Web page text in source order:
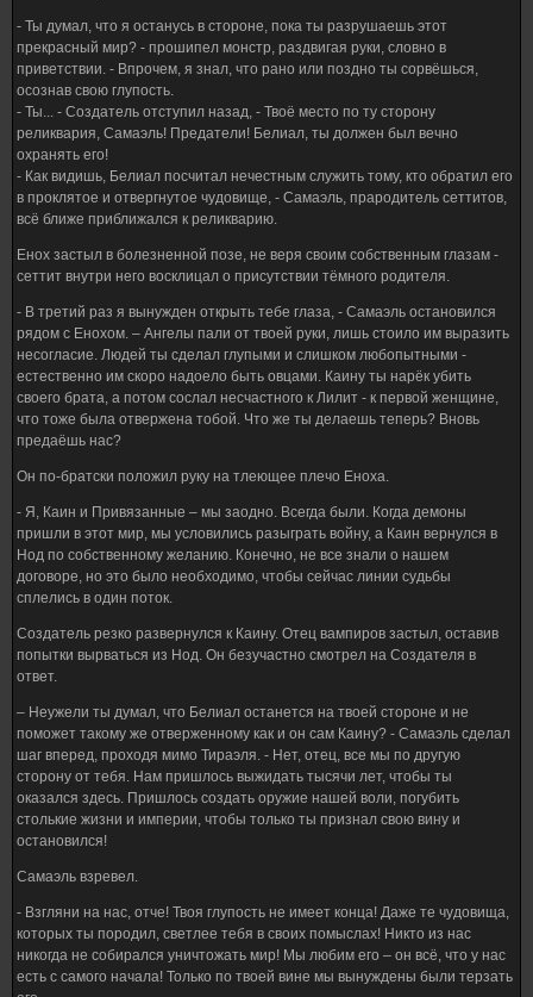
- Ты думал, что я останусь в стороне, пока ты разрушаешь этот
прекрасный мир? - прошипел монстр, раздвигая руки, словно в
приветствии. - Впрочем, я знал, что рано или поздно ты сорвёшься,
осознав свою глупость.
- Ты... - Создатель отступил назад, - Твоё место по ту сторону
реликвария, Самаэль! Предатели! Белиал, ты должен был вечно
охранять его!
- Как видишь, Белиал посчитал нечестным служить тому, кто обратил его
в проклятое и отвергнутое чудовище, - Самаэль, прародитель сеттитов,
всё ближе приближался к реликварию.
Енох застыл в болезненной позе, не веря своим собственным глазам -
сеттит внутри него восклицал о присутствии тёмного родителя.
- В третий раз я вынужден открыть тебе глаза, - Самаэль остановился
рядом с Енохом. – Ангелы пали от твоей руки, лишь стоило им выразить
несогласие. Людей ты сделал глупыми и слишком любопытными -
естественно им скоро надоело быть овцами. Каину ты нарёк убить
своего брата, а потом сослал несчастного к Лилит - к первой женщине,
что тоже была отвержена тобой. Что же ты делаешь теперь? Вновь
предаёшь нас?
Он по-братски положил руку на тлеющее плечо Еноха.
- Я, Каин и Привязанные – мы заодно. Всегда были. Когда демоны
пришли в этот мир, мы условились разыграть войну, а Каин вернулся в
Нод по собственному желанию. Конечно, не все знали о нашем
договоре, но это было необходимо, чтобы сейчас линии судьбы
сплелись в один поток.
Создатель резко развернулся к Каину. Отец вампиров застыл, оставив
попытки вырваться из Нод. Он безучастно смотрел на Создателя в
ответ.
– Неужели ты думал, что Белиал останется на твоей стороне и не
поможет такому же отверженному как и он сам Каину? - Самаэль сделал
шаг вперед, проходя мимо Тираэля. - Нет, отец, все мы по другую
сторону от тебя. Нам пришлось выжидать тысячи лет, чтобы ты
оказался здесь. Пришлось создать оружие нашей воли, погубить
столькие жизни и империи, чтобы только ты признал свою вину и
остановился!
Самаэль взревел.
- Взгляни на нас, отче! Твоя глупость не имеет конца! Даже те чудовища,
которых ты породил, светлее тебя в своих помыслах! Никто из нас
никогда не собирался уничтожать мир! Мы любим его – он всё, что у нас
есть с самого начала! Только по твоей вине мы вынуждены были терзать